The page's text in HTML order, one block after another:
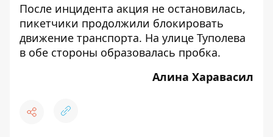
После инцидента акция не остановилась,
пикетчики продолжили блокировать
движение транспорта. На улице Туполева
в обе стороны образовалась пробка.
Алина Харавасил